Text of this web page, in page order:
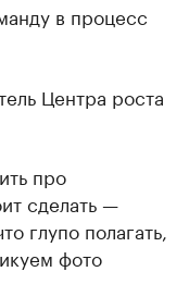
в процесс
Центра роста
про
сделать —
глупо полагать,
фото